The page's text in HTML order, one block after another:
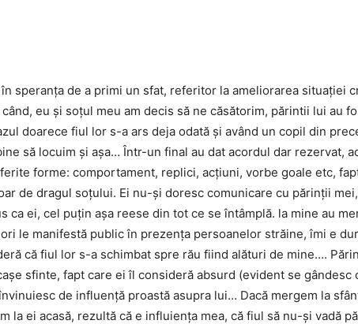
speranţa de a primi un sfat, referitor la ameliorarea situaţiei
eu şi soţul meu am decis să ne căsătorim, părintii lui au
doarece fiul lor s-a ars deja odată şi având un copil din
să locuim şi aşa… Într-un final au dat acordul dar rezervat,
forme: comportament, replici, acţiuni, vorbe goale etc,
de dragul soţului. Ei nu-şi doresc comunicare cu părinţii mei,
ca ei, cel puţin aşa reese din tot ce se întâmplă. la mine au
le manifestă public în prezenţa persoanelor străine, îmi e
că fiul lor s-a schimbat spre rău fiind alături de mine….
sfinte, fapt care ei îl consideră absurd (evident se gândesc
de influenţă proastă asupra lui… Dacă mergem la
la ei acasă, rezultă că e influienţa mea, că fiul să nu-şi vadă